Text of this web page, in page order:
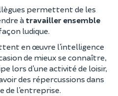
permettent de les
à travailler ensemble
ludique.
en œuvre l’intelligence
de mieux se connaître,
lors d’une activité de loisir,
des répercussions dans
de l’entreprise.